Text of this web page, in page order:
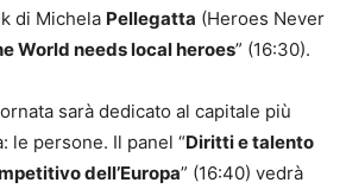
di Michela Pellegatta (Heroes Never
World needs local heroes” (16:30).
sarà dedicato al capitale più
le persone. Il panel “Diritti e talento
dell’Europa” (16:40) vedrà